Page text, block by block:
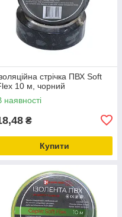
стрічка ПВХ Soft
10 м, чорний
наявності
₴
Купити